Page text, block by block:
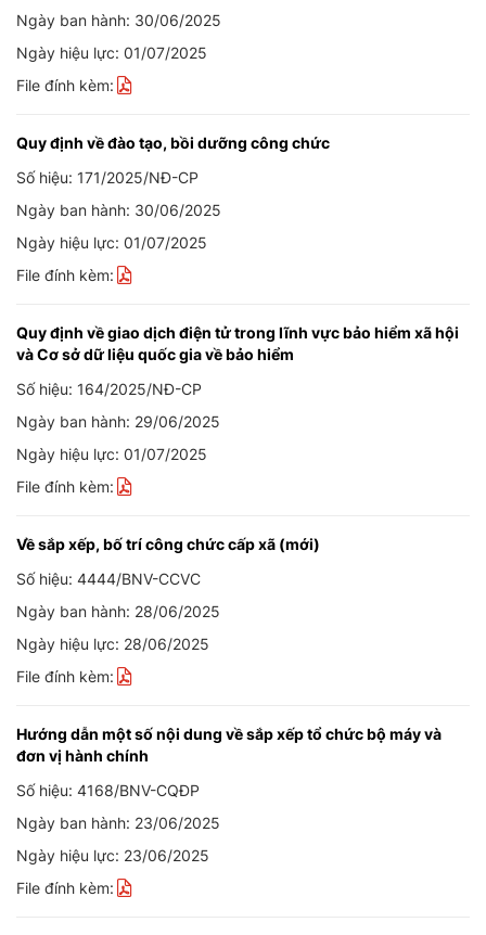
Ngày ban hành: 30/06/2025
Ngày hiệu lực: 01/07/2025
File đính kèm:
Quy định về đào tạo, bồi dưỡng công chức
Số hiệu: 171/2025/NĐ-CP
Ngày ban hành: 30/06/2025
Ngày hiệu lực: 01/07/2025
File đính kèm:
Quy định về giao dịch điện tử trong lĩnh vực bảo hiểm xã hội
và Cơ sở dữ liệu quốc gia về bảo hiểm
Số hiệu: 164/2025/NĐ-CP
Ngày ban hành: 29/06/2025
Ngày hiệu lực: 01/07/2025
File đính kèm:
Về sắp xếp, bố trí công chức cấp xã (mới)
Số hiệu: 4444/BNV-CCVC
Ngày ban hành: 28/06/2025
Ngày hiệu lực: 28/06/2025
File đính kèm:
Hướng dẫn một số nội dung về sắp xếp tổ chức bộ máy và
đơn vị hành chính
Số hiệu: 4168/BNV-CQĐP
Ngày ban hành: 23/06/2025
Ngày hiệu lực: 23/06/2025
File đính kèm: